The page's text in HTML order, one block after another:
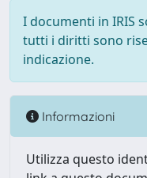
I documenti in IRIS
tutti i diritti sono
indicazione.
Informazioni
Utilizza questo